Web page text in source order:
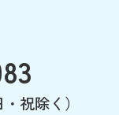
祝除く）